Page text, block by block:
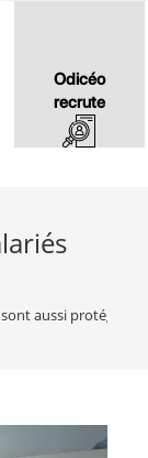
Odicéo
recrute
aussi protégées !